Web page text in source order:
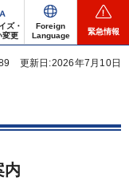
ズ・
変更
Foreign
Language
緊急情報
更新日:2026年7月10日
内